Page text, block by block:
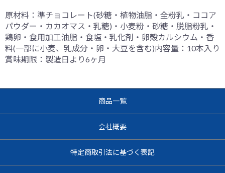
原材料：準チョコレート(砂糖・植物油脂・全粉乳・ココア
パウダー・カカオマス・乳糖)・小麦粉・砂糖・脱脂粉乳・
鶏卵・食用加工油脂・食塩・乳化剤・卵殻カルシウム・香
料(一部に小麦、乳成分・卵・大豆を含む)内容量：10本入り
賞味期限：製造日より6ヶ月
商品一覧
会社概要
特定商取引法に基づく表記